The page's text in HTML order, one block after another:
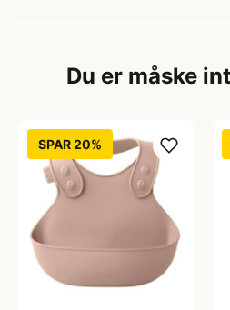
Du er måske
SPAR 20%